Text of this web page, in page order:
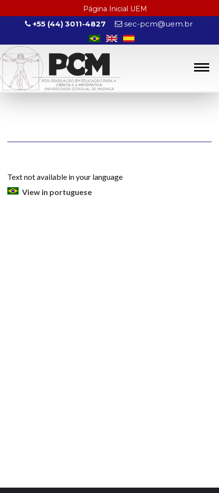
Página Inicial UEM
+55 (44) 3011-4827 sec-pcm@uem.br
Text not available in your language
View in portuguese